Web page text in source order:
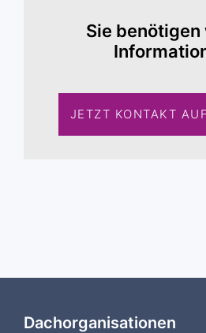
Sie
JETZT KONTAKT
Dachorganisationen